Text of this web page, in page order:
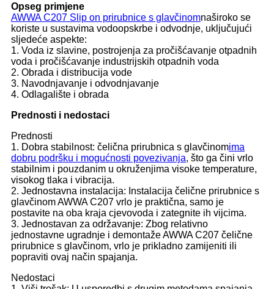
Opseg primjene
AWWA C207 Slip on prirubnice s glavčinomnaširoko se
koriste u sustavima vodoopskrbe i odvodnje, uključujući
sljedeće aspekte:
1. Voda iz slavine, postrojenja za pročišćavanje otpadnih
voda i pročišćavanje industrijskih otpadnih voda
2. Obrada i distribucija vode
3. Navodnjavanje i odvodnjavanje
4. Odlagalište i obrada
Prednosti i nedostaci
Prednosti
1. Dobra stabilnost: čelična prirubnica s glavčinomima
dobru podršku i mogućnosti povezivanja, što ga čini vrlo
stabilnim i pouzdanim u okruženjima visoke temperature,
visokog tlaka i vibracija.
2. Jednostavna instalacija: Instalacija čelične prirubnice s
glavčinom AWWA C207 vrlo je praktična, samo je
postavite na oba kraja cjevovoda i zategnite ih vijcima.
3. Jednostavan za održavanje: Zbog relativno
jednostavne ugradnje i demontaže AWWA C207 čelične
prirubnice s glavčinom, vrlo je prikladno zamijeniti ili
popraviti ovaj način spajanja.
Nedostaci